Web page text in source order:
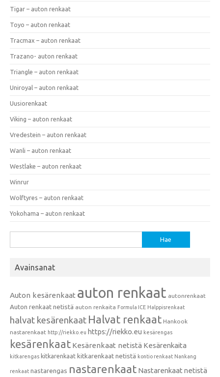
Tigar – auton renkaat
Toyo – auton renkaat
Tracmax – auton renkaat
Trazano- auton renkaat
Triangle – auton renkaat
Uniroyal – auton renkaat
Uusiorenkaat
Viking – auton renkaat
Vredestein – auton renkaat
Wanli – auton renkaat
Westlake – auton renkaat
Winrur
Wolftyres – auton renkaat
Yokohama – auton renkaat
Avainsanat
Auton kesärenkaat auton renkaat autonrenkaat
Auton renkaat netistä auton renkaita Formula ICE Halppisrenkaat
halvat kesärenkaat Halvat renkaat Hankook
nastarenkaat http://riekko.eu https://riekko.eu kesärengas
kesärenkaat Kesärenkaat netistä Kesärenkaita
kitkarengas kitkarenkaat kitkarenkaat netistä kontio renkaat Nankang
renkaat nastarengas nastarenkaat Nastarenkaat netistä